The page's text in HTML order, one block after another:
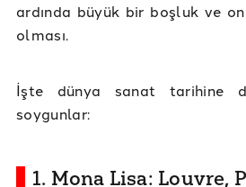
ardında büyük bir boşluk ve
olması.
İşte dünya sanat tarihine
soygunlar:
1. Mona Lisa: Louvre,